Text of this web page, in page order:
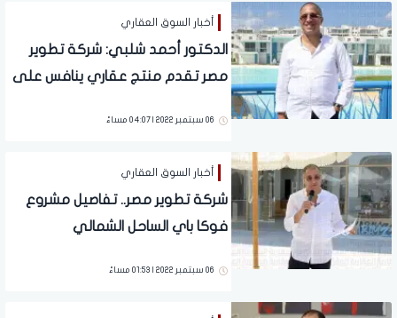
أخبار السوق العقاري
الدكتور أحمد شلبي: شركة تطوير
مصر تقدم منتج عقاري ينافس على
06 سبتمبر 2022 | 04:07 مساءً
أخبار السوق العقاري
شركة تطوير مصر.. تفاصيل مشروع
فوكا باي الساحل الشمالي
06 سبتمبر 2022 | 01:53 مساءً